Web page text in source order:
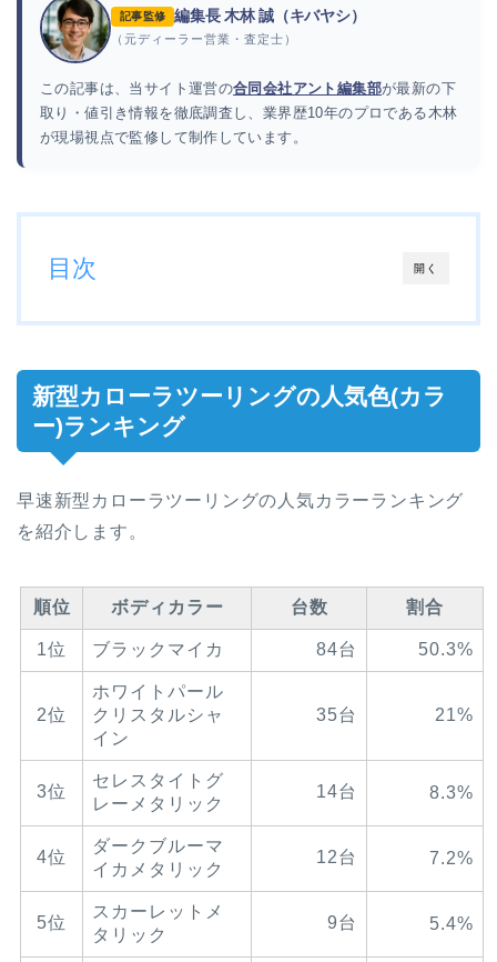
記事監修 編集長 木林 誠（キバヤシ）
（元ディーラー営業・査定士）
この記事は、当サイト運営の合同会社アント編集部が最新の下
取り・値引き情報を徹底調査し、業界歴10年のプロである木林
が現場視点で監修して制作しています。
開く
目次
新型カローラツーリングの人気色(カラ
ー)ランキング
早速新型カローラツーリングの人気カラーランキング
を紹介します。
順位 ボディカラー 台数 割合
1位 ブラックマイカ 84台 50.3%
2位
ホワイトパール
クリスタルシャ
イン
35台 21%
3位
セレスタイトグ
レーメタリック
14台 8.3%
4位
ダークブルーマ
イカメタリック
12台 7.2%
5位
スカーレットメ
タリック
9台 5.4%